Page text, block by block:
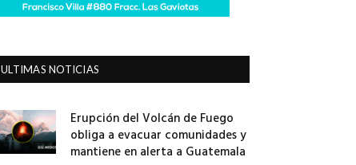
ULTIMAS NOTICIAS
Erupción del Volcán de Fuego
obliga a evacuar comunidades y
mantiene en alerta a Guatemala